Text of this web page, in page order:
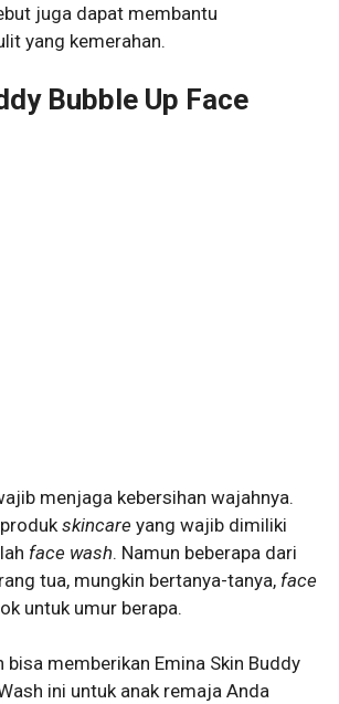
juga dapat membantu
yang kemerahan.
Bubble Up Face
menjaga kebersihan wajahnya.
skincare yang wajib dimiliki
face wash. Namun beberapa dari
tua, mungkin bertanya-tanya, face
untuk umur berapa.
bisa memberikan Emina Skin Buddy
ini untuk anak remaja Anda